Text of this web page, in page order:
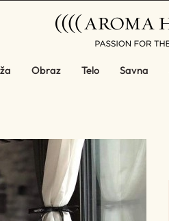
Obraz Telo Savna